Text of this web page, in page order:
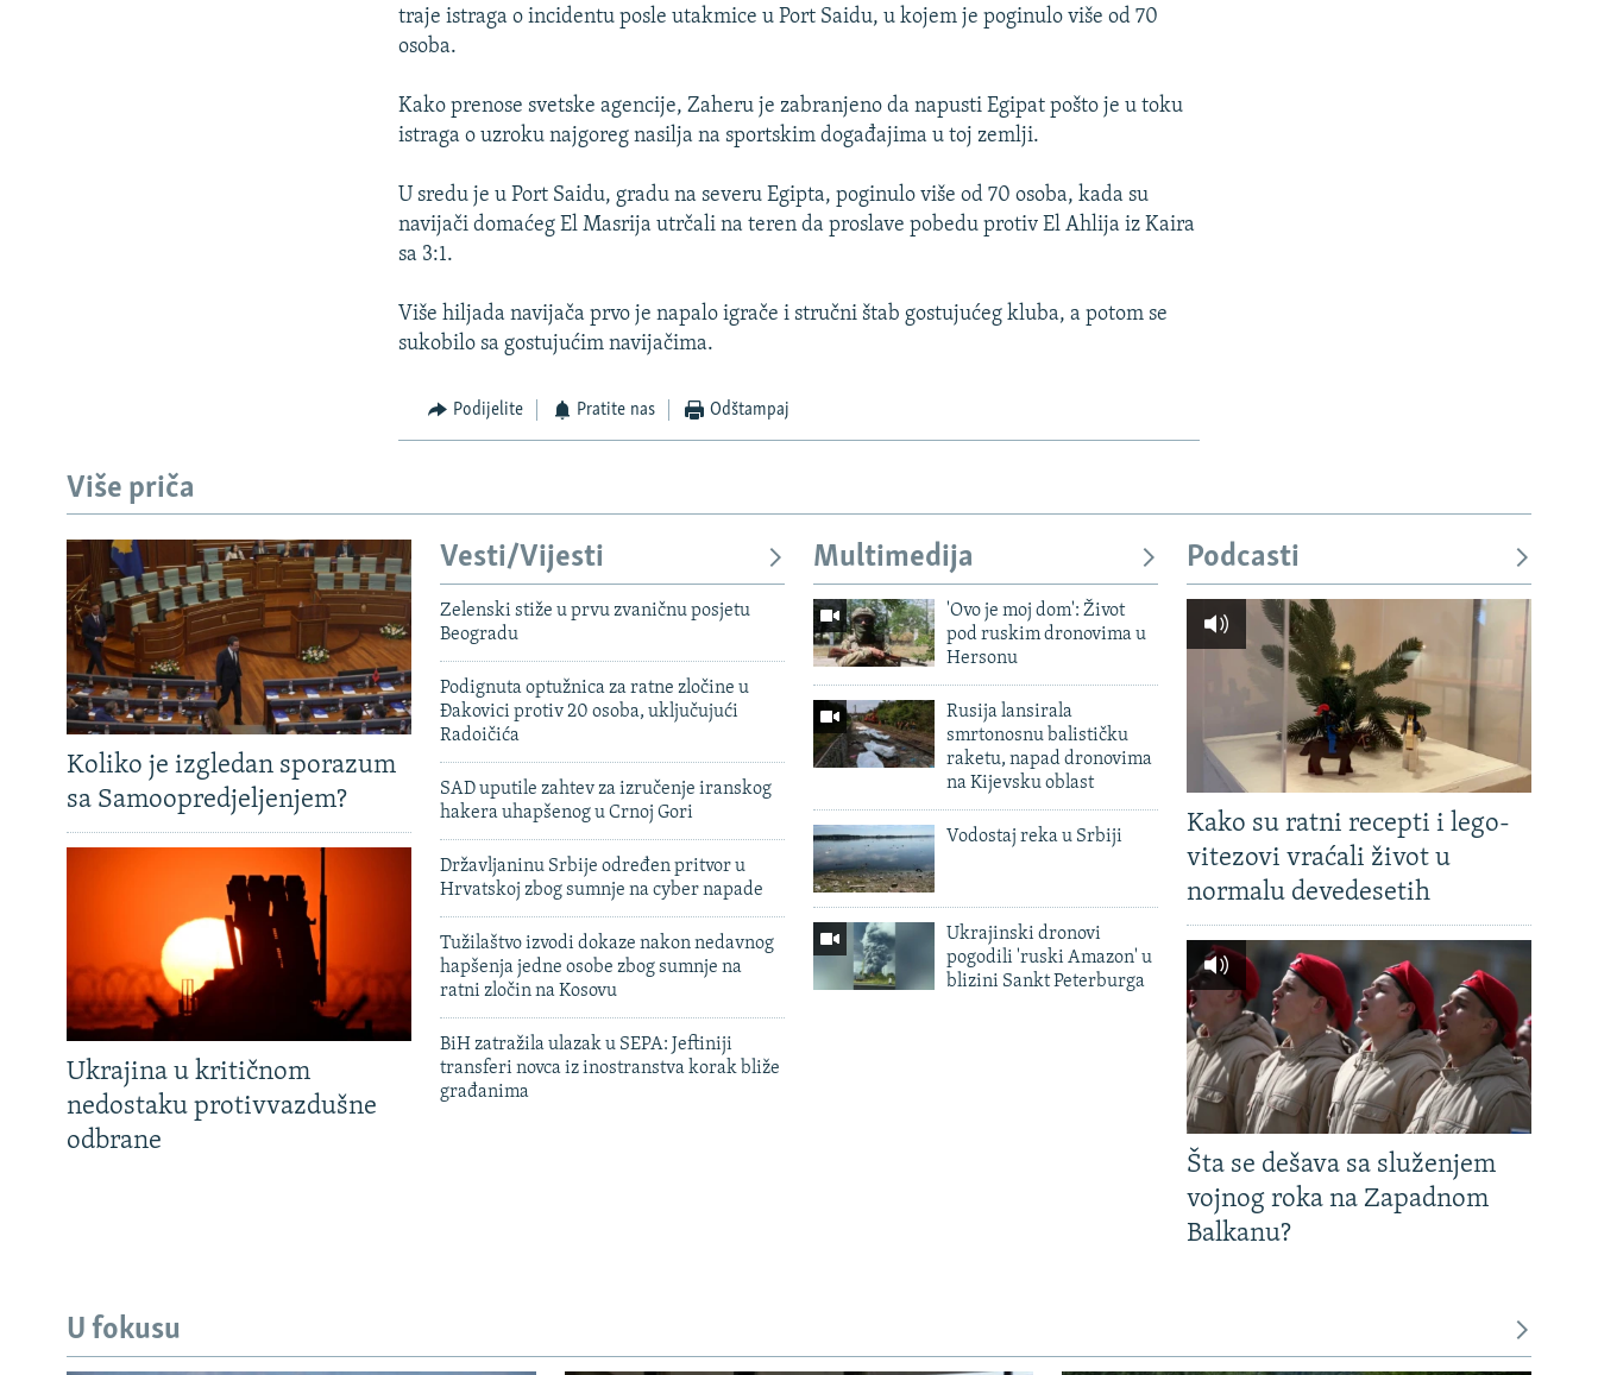
NASTANAK I RASPAD JUGOSLAVIJE
traje istraga o incidentu posle utakmice u Port Saidu, u kojem je poginulo više od 70
osoba.
Kako prenose svetske agencije, Zaheru je zabranjeno da napusti Egipat pošto je u toku
istraga o uzroku najgoreg nasilja na sportskim događajima u toj zemlji.
U sredu je u Port Saidu, gradu na severu Egipta, poginulo više od 70 osoba, kada su
navijači domaćeg El Masrija utrčali na teren da proslave pobedu protiv El Ahlija iz Kaira
sa 3:1.
Više hiljada navijača prvo je napalo igrače i stručni štab gostujućeg kluba, a potom se
sukobilo sa gostujućim navijačima.
Podijelite Pratite nas Odštampaj
Više priča
Koliko je izgledan sporazum
sa Samoopredjeljenjem?
Ukrajina u kritičnom
nedostaku protivvazdušne
odbrane
Vesti/Vijesti
Zelenski stiže u prvu zvaničnu posjetu
Beogradu
Podignuta optužnica za ratne zločine u
Đakovici protiv 20 osoba, uključujući
Radoičića
SAD uputile zahtev za izručenje iranskog
hakera uhapšenog u Crnoj Gori
Državljaninu Srbije određen pritvor u
Hrvatskoj zbog sumnje na cyber napade
Tužilaštvo izvodi dokaze nakon nedavnog
hapšenja jedne osobe zbog sumnje na
ratni zločin na Kosovu
BiH zatražila ulazak u SEPA: Jeftiniji
transferi novca iz inostranstva korak bliže
građanima
Multimedija
'Ovo je moj dom': Život
pod ruskim dronovima u
Hersonu
Rusija lansirala
smrtonosnu balističku
raketu, napad dronovima
na Kijevsku oblast
Vodostaj reka u Srbiji
Ukrajinski dronovi
pogodili 'ruski Amazon' u
blizini Sankt Peterburga
Podcasti
Kako su ratni recepti i lego-
vitezovi vraćali život u
normalu devedesetih
Šta se dešava sa služenjem
vojnog roka na Zapadnom
Balkanu?
U fokusu